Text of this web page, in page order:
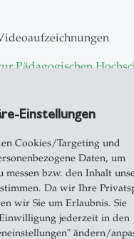
Einstellungen
Cookies/Targeting und
Daten, um
messen bzw. den Inhalt
Da wir Ihre
wir Sie um Erlaubnis. Sie
jederzeit in den
ändern/
Pädagogischen